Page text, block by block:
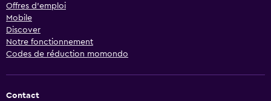
Offres d’emploi
Mobile
Discover
Notre fonctionnement
Codes de réduction momondo
Contact